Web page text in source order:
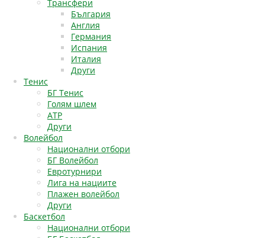
Трансфери
България
Англия
Германия
Испания
Италия
Други
Тенис
БГ Тенис
Голям шлем
АТР
Други
Волейбол
Национални отбори
БГ Волейбол
Евротурнири
Лига на нациите
Плажен волейбол
Други
Баскетбол
Национални отбори